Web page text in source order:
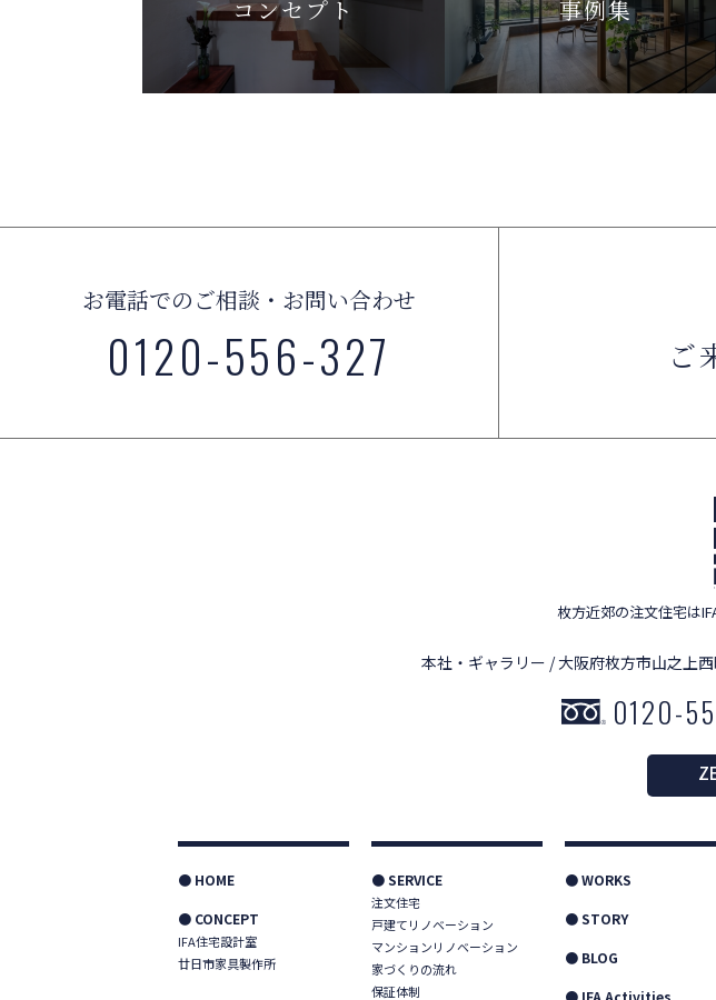
コンセプト 事例集
お電話でのご相談・お問い合わせ
0120-556-327 ご
枚方近郊の注文住宅は
本社・ギャラリー / 大阪府枚方市山之上
0120-
● HOME
● CONCEPT
IFA住宅設計室
廿日市家具製作所
● SERVICE
注文住宅
戸建てリノベーション
マンションリノベーション
家づくりの流れ
保証体制
● WORKS
● STORY
● BLOG
● IFA Activities